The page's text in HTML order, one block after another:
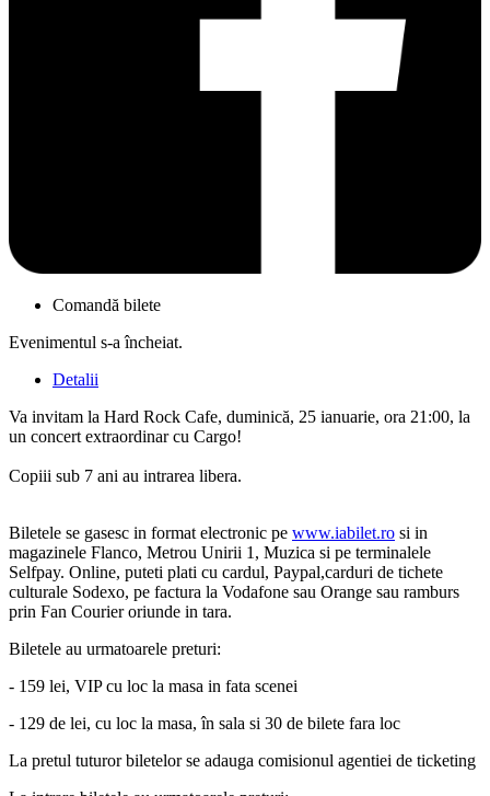
Comandă bilete
Evenimentul s-a încheiat.
Detalii
Va invitam la Hard Rock Cafe, duminică, 25 ianuarie, ora 21:00, la
un concert extraordinar cu Cargo!
Copiii sub 7 ani au intrarea libera.
Biletele se gasesc in format electronic pe www.iabilet.ro si in
magazinele Flanco, Metrou Unirii 1, Muzica si pe terminalele
Selfpay. Online, puteti plati cu cardul, Paypal,carduri de tichete
culturale Sodexo, pe factura la Vodafone sau Orange sau ramburs
prin Fan Courier oriunde in tara.
Biletele au urmatoarele preturi:
- 159 lei, VIP cu loc la masa in fata scenei
- 129 de lei, cu loc la masa, în sala si 30 de bilete fara loc
La pretul tuturor biletelor se adauga comisionul agentiei de ticketing